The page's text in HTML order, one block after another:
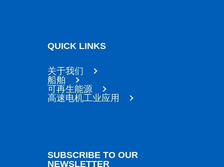
QUICK LINKS
关于我们
船舶
可再生能源
高速电机工业应用
SUBSCRIBE TO OUR
NEWSLETTER